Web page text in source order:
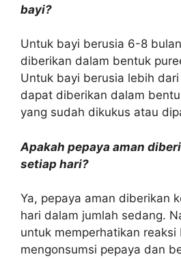
bayi?
Untuk bayi berusia 6-8
diberikan dalam bentuk
Untuk bayi berusia lebih
dapat diberikan dalam
yang sudah dikukus atau
Apakah pepaya aman
setiap hari?
Ya, pepaya aman diberikan
hari dalam jumlah sedang.
untuk memperhatikan reaksi
mengonsumsi pepaya dan